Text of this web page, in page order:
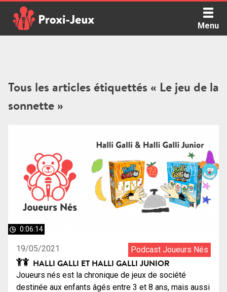
content
Menu
Tous les articles étiquettés « Le jeu de la
sonnette »
0:06:14
19/05/2021 Podcast Joueurs Nés
HALLI GALLI ET HALLI GALLI JUNIOR
Joueurs nés est la chronique de jeux de société
destinée aux enfants âgés entre 3 et 8 ans, mais aussi